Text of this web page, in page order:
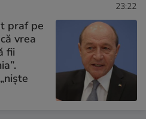
23:22
praf pe
vrea
fii